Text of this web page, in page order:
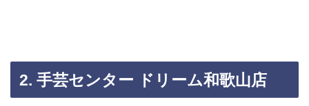
2. 手芸センター ドリーム和歌山店